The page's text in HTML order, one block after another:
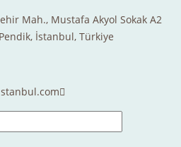
Mah., Mustafa Akyol Sokak A2
İstanbul, Türkiye